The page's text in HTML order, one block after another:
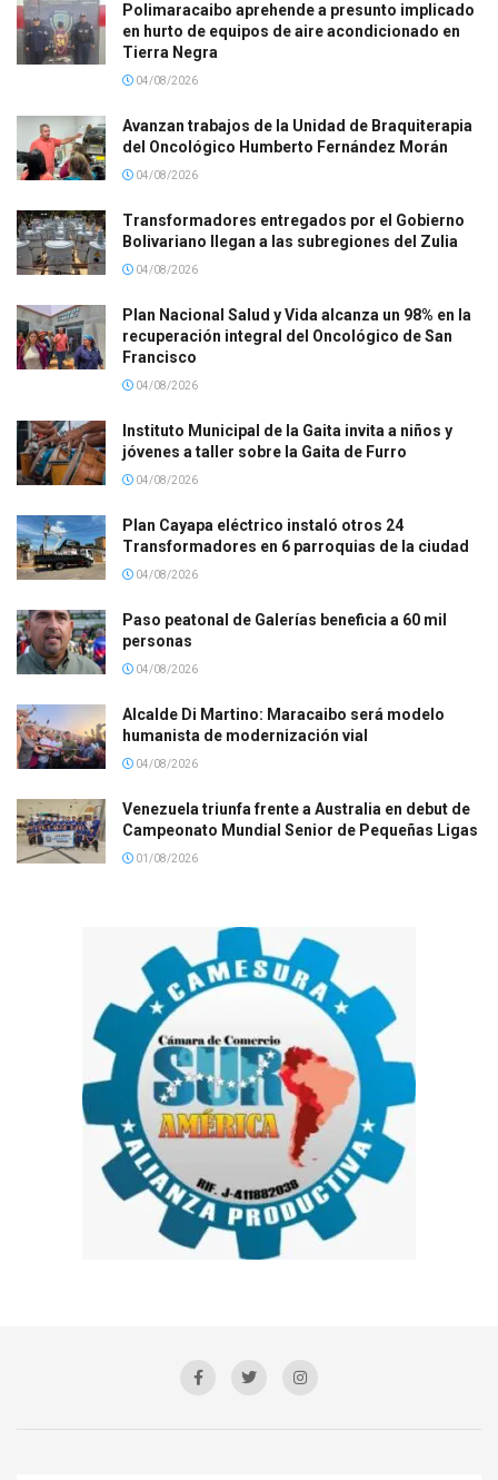
Polimaracaibo aprehende a presunto implicado
en hurto de equipos de aire acondicionado en
Tierra Negra
04/08/2026
Avanzan trabajos de la Unidad de Braquiterapia
del Oncológico Humberto Fernández Morán
04/08/2026
Transformadores entregados por el Gobierno
Bolivariano llegan a las subregiones del Zulia
04/08/2026
Plan Nacional Salud y Vida alcanza un 98% en la
recuperación integral del Oncológico de San
Francisco
04/08/2026
Instituto Municipal de la Gaita invita a niños y
jóvenes a taller sobre la Gaita de Furro
04/08/2026
Plan Cayapa eléctrico instaló otros 24
Transformadores en 6 parroquias de la ciudad
04/08/2026
Paso peatonal de Galerías beneficia a 60 mil
personas
04/08/2026
Alcalde Di Martino: Maracaibo será modelo
humanista de modernización vial
04/08/2026
Venezuela triunfa frente a Australia en debut de
Campeonato Mundial Senior de Pequeñas Ligas
01/08/2026